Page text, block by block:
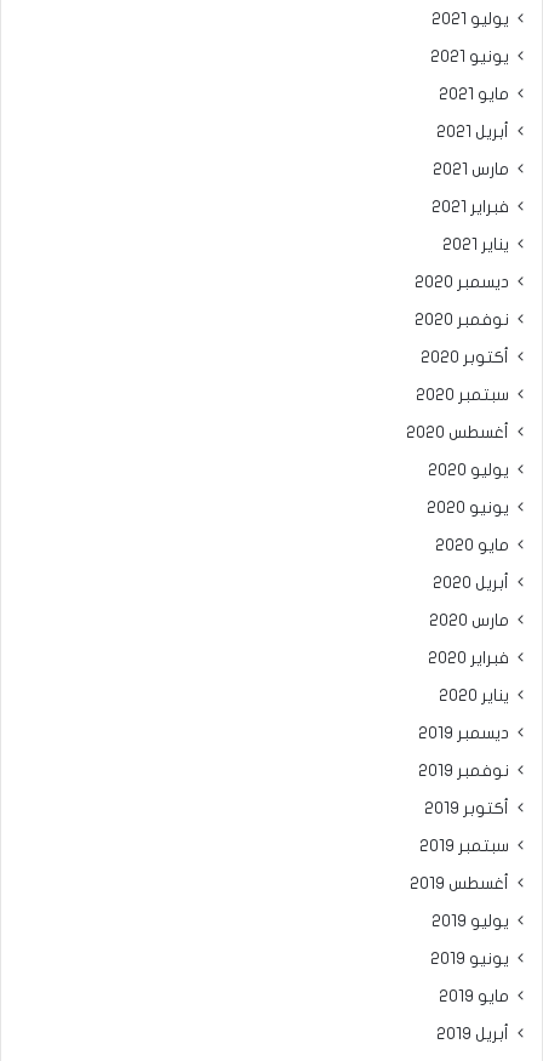
يوليو 2021
يونيو 2021
مايو 2021
أبريل 2021
مارس 2021
فبراير 2021
يناير 2021
ديسمبر 2020
نوفمبر 2020
أكتوبر 2020
سبتمبر 2020
أغسطس 2020
يوليو 2020
يونيو 2020
مايو 2020
أبريل 2020
مارس 2020
فبراير 2020
يناير 2020
ديسمبر 2019
نوفمبر 2019
أكتوبر 2019
سبتمبر 2019
أغسطس 2019
يوليو 2019
يونيو 2019
مايو 2019
أبريل 2019